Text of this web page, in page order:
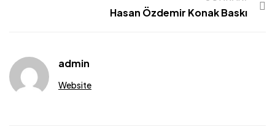
Hasan Özdemir Konak Baskı
admin
Website